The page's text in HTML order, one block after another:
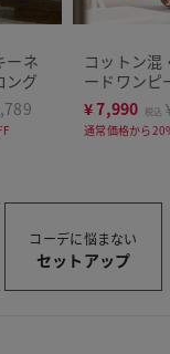
ーネ
ング
コットン混
ードワンピ
¥7,990 税込
通常価格から
コーデに悩まない
セットアップ